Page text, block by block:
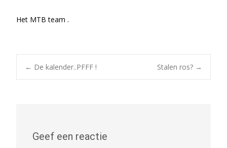
Het MTB team .
Bericht
← De kalender..PFFF ! Stalen ros? →
Geef een reactie